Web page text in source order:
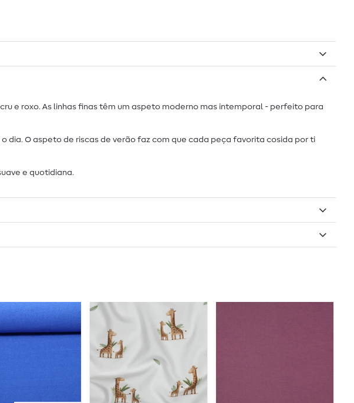
e roxo. As linhas finas têm um aspeto moderno mas intemporal - perfeito para
O aspeto de riscas de verão faz com que cada peça favorita cosida por ti
e quotidiana.